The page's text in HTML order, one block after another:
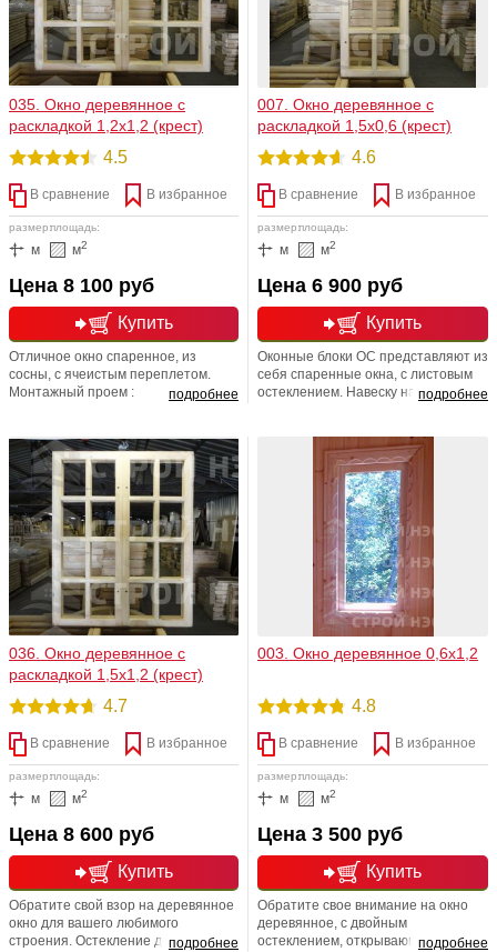
035. Окно деревянное с
раскладкой 1,2х1,2 (крест)
4.5
В сравнение В избранное
размер:
м
площадь:
м2
Купить
Цена 8 100 руб
подробнее
Отличное окно спаренное, из
сосны, с ячеистым переплетом.
Монтажный проем :
ширина-1170. Окно невероятно
красивое, добротное и надежное.
Может использоваться для веранд,
хозблоков, бытовок, садовых
домиков. Природный материал
безопасен, экологически чист.
007. Окно деревянное с
раскладкой 1,5х0,6 (крест)
4.6
В сравнение В избранное
размер:
м
площадь:
м2
Купить
Цена 6 900 руб
подробнее
Оконные блоки ОС представляют из
себя спаренные окна, с листовым
остеклением. Навеску наружных
конструкция оконных блоков
заложено распашное открывание
створчатых элементов. Створки в
окнах спаренной конструкции
открываются во внутрь помещения,
открывание створок наружу
невозможно.
036. Окно деревянное с
раскладкой 1,5х1,2 (крест)
4.7
В сравнение В избранное
размер:
м
площадь:
м2
Купить
Цена 8 600 руб
подробнее
Обратите свой взор на деревянное
окно для вашего любимого
строения. Остекление двойное.
003. Окно деревянное 0,6х1,2
4.8
В сравнение В избранное
размер:
м
площадь:
м2
Купить
Цена 3 500 руб
подробнее
Обратите свое внимание на окно
деревянное, с двойным
остеклением, открывающееся, с